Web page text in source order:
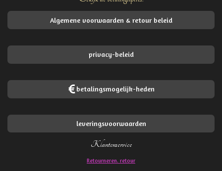
Algemene voorwaarden & retour beleid
privacy-beleid
betalingsmogelijk-heden
leveringsvoorwaarden
Klantenservice
Retourneren. retour